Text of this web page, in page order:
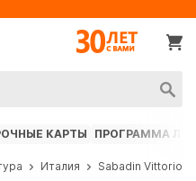
КАРТЫ ПРОГРАММА
Италия Sabadin Vittorio